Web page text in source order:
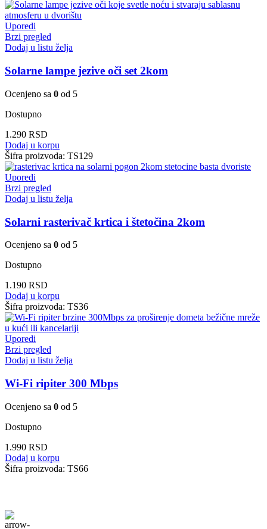
Uporedi
Brzi pregled
Dodaj u listu želja
Solarne lampe jezive oči set 2kom
Ocenjeno sa 0 od 5
Dostupno
1.290 RSD
Dodaj u korpu
Šifra proizvoda: TS129
Uporedi
Brzi pregled
Dodaj u listu želja
Solarni rasterivač krtica i štetočina 2kom
Ocenjeno sa 0 od 5
Dostupno
1.190 RSD
Dodaj u korpu
Šifra proizvoda: TS36
Uporedi
Brzi pregled
Dodaj u listu želja
Wi-Fi ripiter 300 Mbps
Ocenjeno sa 0 od 5
Dostupno
1.990 RSD
Dodaj u korpu
Šifra proizvoda: TS66